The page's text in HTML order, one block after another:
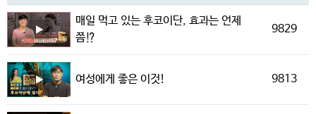
매일 먹고 있는 후코이단, 효과는 언제
쯤⁉️
9829
여성에게 좋은 이것! 9813